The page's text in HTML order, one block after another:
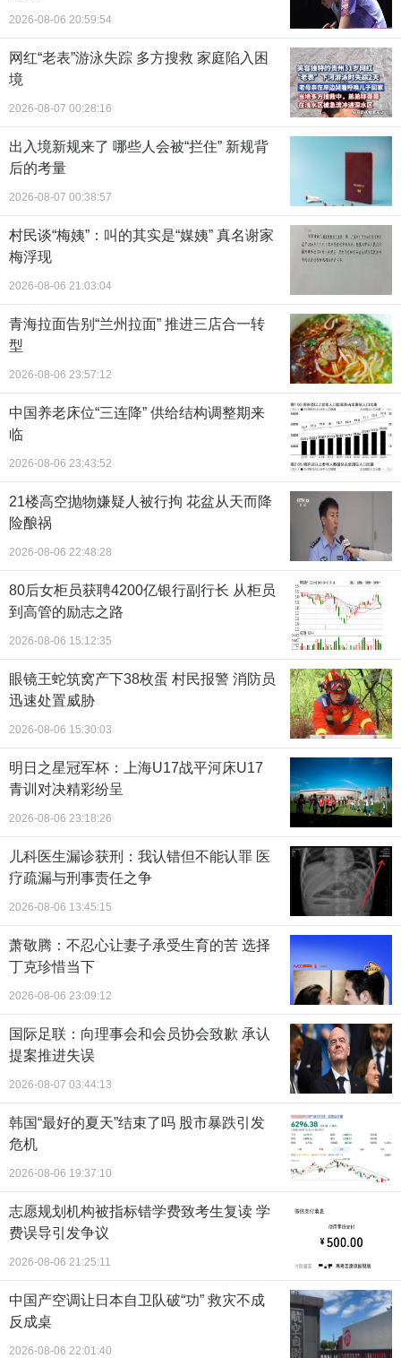
2026-08-06 20:59:54
网红“老表”游泳失踪 多方搜救 家庭陷入困
境
2026-08-07 00:28:16
出入境新规来了 哪些人会被“拦住” 新规背
后的考量
2026-08-07 00:38:57
村民谈“梅姨”：叫的其实是“媒姨” 真名谢家
梅浮现
2026-08-06 21:03:04
青海拉面告别“兰州拉面” 推进三店合一转
型
2026-08-06 23:57:12
中国养老床位“三连降” 供给结构调整期来
临
2026-08-06 23:43:52
21楼高空抛物嫌疑人被行拘 花盆从天而降
险酿祸
2026-08-06 22:48:28
80后女柜员获聘4200亿银行副行长 从柜员
到高管的励志之路
2026-08-06 15:12:35
眼镜王蛇筑窝产下38枚蛋 村民报警 消防员
迅速处置威胁
2026-08-06 15:30:03
明日之星冠军杯：上海U17战平河床U17
青训对决精彩纷呈
2026-08-06 23:18:26
儿科医生漏诊获刑：我认错但不能认罪 医
疗疏漏与刑事责任之争
2026-08-06 13:45:15
萧敬腾：不忍心让妻子承受生育的苦 选择
丁克珍惜当下
2026-08-06 23:09:12
国际足联：向理事会和会员协会致歉 承认
提案推进失误
2026-08-07 03:44:13
韩国“最好的夏天”结束了吗 股市暴跌引发
危机
2026-08-06 19:37:10
志愿规划机构被指标错学费致考生复读 学
费误导引发争议
2026-08-06 21:25:11
中国产空调让日本自卫队破“功” 救灾不成
反成桌
2026-08-06 22:01:40